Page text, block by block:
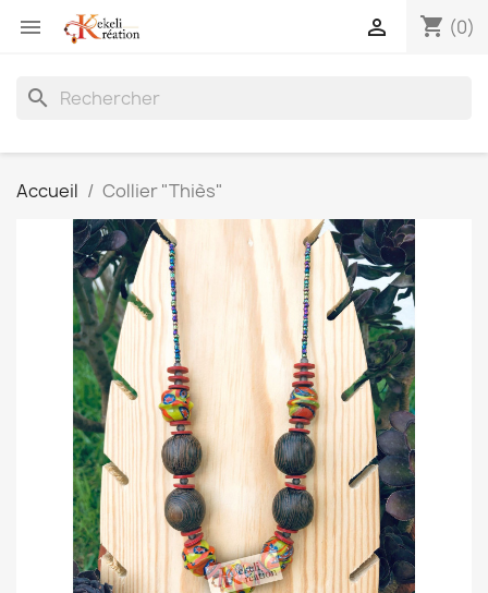
 shopping_cart (0)

search
Accueil Collier "Thiès"